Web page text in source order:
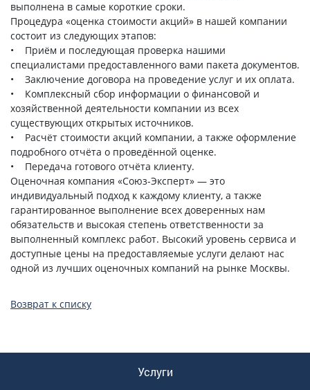
выполнена в самые короткие сроки.
Процедура «оценка стоимости акций» в нашей компании
состоит из следующих этапов:
• Приём и последующая проверка нашими
специалистами предоставленного вами пакета документов.
• Заключение договора на проведение услуг и их оплата.
• Комплексный сбор информации о финансовой и
хозяйственной деятельности компании из всех
существующих открытых источников.
• Расчёт стоимости акций компании, а также оформление
подробного отчёта о проведённой оценке.
• Передача готового отчёта клиенту.
Оценочная компания «Союз-Эксперт» — это
индивидуальный подход к каждому клиенту, а также
гарантированное выполнение всех доверенных нам
обязательств и высокая степень ответственности за
выполненный комплекс работ. Высокий уровень сервиса и
доступные цены на предоставляемые услуги делают нас
одной из лучших оценочных компаний на рынке Москвы.
Возврат к списку
Услуги